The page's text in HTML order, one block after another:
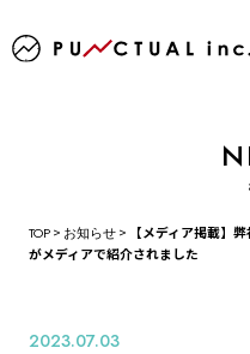
TOP> お知らせ>
【メディア掲載】
がメディアで紹介されました
2023.07.03